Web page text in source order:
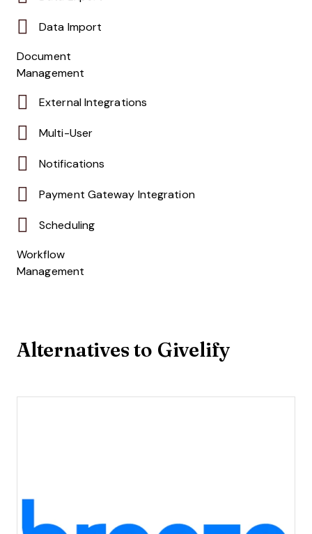
Data Import
Document
Management
External Integrations
Multi-User
Notifications
Payment Gateway Integration
Scheduling
Workflow
Management
Alternatives to Givelify